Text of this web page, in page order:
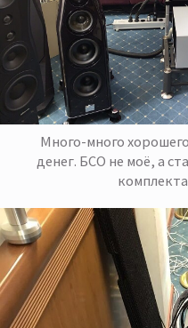
Много-много
денег. БСО не моё, а